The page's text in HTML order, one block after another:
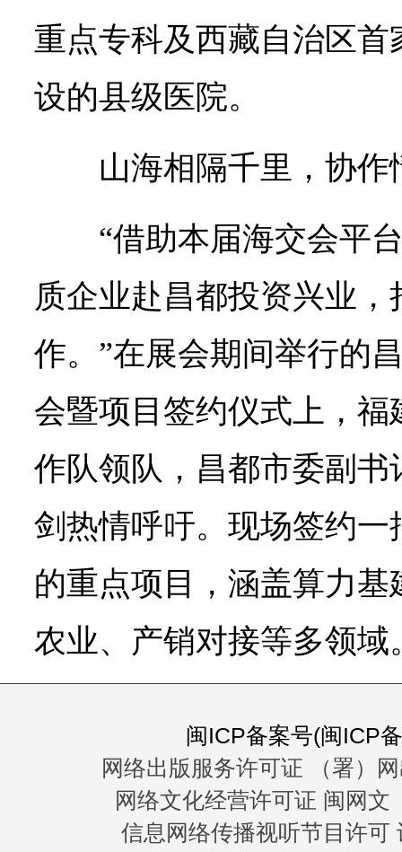
重点专科及西藏自治区首
设的县级医院。
山海相隔千里，协作
“借助本届海交会平
质企业赴昌都投资兴业
作。”在展会期间举行的
会暨项目签约仪式上，
作队领队，昌都市委副
剑热情呼吁。现场签约一
的重点项目，涵盖算力
农业、产销对接等多领域
闽ICP备案号(闽ICP
网络出版服务许可证 （署）
网络文化经营许可证 闽网文
信息网络传播视听节目许可